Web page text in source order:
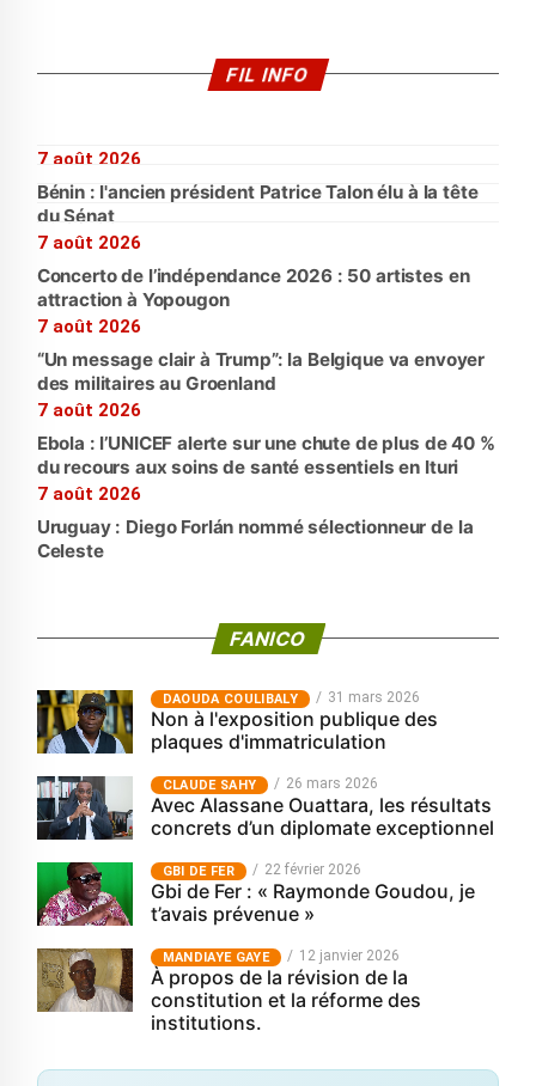
FIL INFO
7 août 2026
Bénin : l'ancien président Patrice Talon élu à la tête
du Sénat
7 août 2026
Concerto de l’indépendance 2026 : 50 artistes en
attraction à Yopougon
7 août 2026
“Un message clair à Trump”: la Belgique va envoyer
des militaires au Groenland
7 août 2026
Ebola : l’UNICEF alerte sur une chute de plus de 40 %
du recours aux soins de santé essentiels en Ituri
7 août 2026
Uruguay : Diego Forlán nommé sélectionneur de la
Celeste
FANICO
‎DAOUDA COULIBALY 31 mars 2026
Non à l'exposition publique des
plaques d'immatriculation
CLAUDE SAHY 26 mars 2026
Avec Alassane Ouattara, les résultats
concrets d’un diplomate exceptionnel
GBI DE FER 22 février 2026
Gbi de Fer : « Raymonde Goudou, je
t’avais prévenue »
MANDIAYE GAYE 12 janvier 2026
À propos de la révision de la
constitution et la réforme des
institutions.